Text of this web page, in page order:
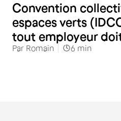
Convention
espaces verts
tout employeur
Par Romain 6 min